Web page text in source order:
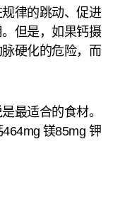
律的跳动、促进
但是，如果钙摄
硬化的危险，而
最适合的食材。
镁85mg 钾